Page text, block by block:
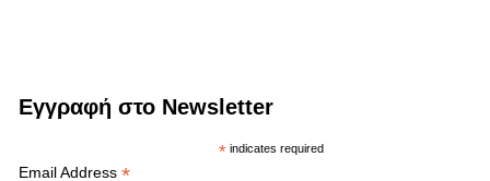
Εγγραφή στο Newsletter
* indicates required
Email Address *